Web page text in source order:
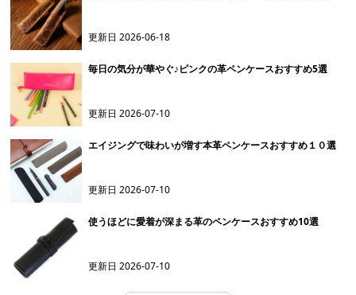
更新日2026-06-18
毎日の気分が華やぐ♪ピンクの革ペンケースおすすめ5選
更新日2026-07-10
エイジングで味わいが増す本革ペンケースおすすめ１０選
更新日2026-07-10
使うほどに愛着が深まる革のペンケースおすすめ10選
更新日2026-07-10